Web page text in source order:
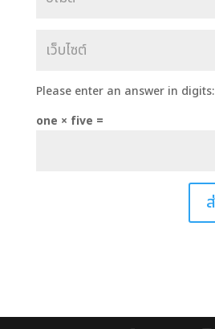
Please enter an answer in digits:
one × five =